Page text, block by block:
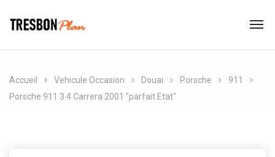
Accueil Vehicule Occasion Douai Porsche
911
Porsche 911 3.4 Carrera 2001 "parfait Etat"